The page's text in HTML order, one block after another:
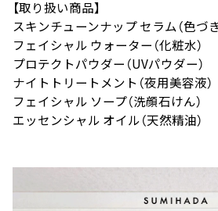
【取り扱い商品】
スキンチューンナップ セラム（色づ
フェイシャル ウォーター（化粧水）
プロテクトパウダー（UVパウダー）
ナイトトリートメント（夜用美容液）
フェイシャル ソープ（洗顔石けん）
エッセンシャル オイル（天然精油）